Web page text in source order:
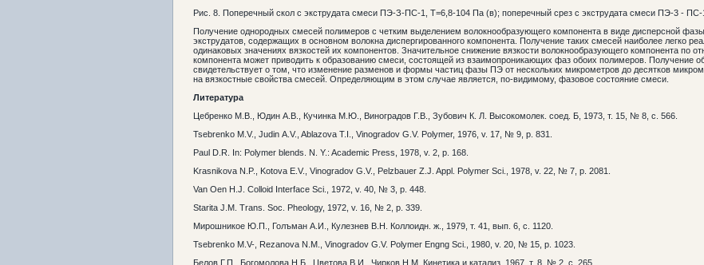
Рис. 8. Поперечный скол с экструдата смеси ПЭ-З-ПС-1, Т=6,8-104 Па (в); поперечный срез с экструдата смеси ПЭ-3 -
Получение однородных смесей полимеров с четким выделением волокнообразующего компонента в виде дисперсной
экструдатов, содержащих в основном волокна диспергированного компонента. Получение таких смесей наиболее легко
одинаковых значениях вязкостей их компонентов. Значительное снижение вязкости волокнообразующего компонента по
компонента может приводить к образованию смеси, состоящей из взаимопроникающих фаз обоих полимеров. Получение
свидетельствует о том, что изменение разменов и формы частиц фазы ПЭ от нескольких микрометров до десятков
на вязкостные свойства смесей. Определяющим в этом случае является, по-видимому, фазовое состояние смеси.
Литература
Цебренко М.В., Юдин А.В., Кучинка М.Ю., Виноградов Г.В., Зубович К. Л. Высокомолек. соед. Б, 1973, т. 15, № 8, с. 566.
Tsebrenko М.V., Judin А.V., Ablazova Т.I., Vinogradov G.V. Polymer, 1976, v. 17, № 9, p. 831.
Paul D.R. In: Polymer blends. N. Y.: Academic Press, 1978, v. 2, p. 168.
Krasnikova N.P., Kotova E.V., Vinogradov G.V., Pelzbauer Z.J. Appl. Polymer Sci., 1978, v. 22, № 7, p. 2081.
Van Oen H.J. Colloid Interface Sci., 1972, v. 40, № 3, p. 448.
Starita J.M. Trans. Soc. Pheology, 1972, v. 16, № 2, p. 339.
Мирошникое Ю.П., Голъман А.И., Кулезнев В.Н. Коллоидн. ж., 1979, т. 41, вып. 6, с. 1120.
Tsebrenko М.V-, Rezanova N.М., Vinogradov G.V. Polymer Engng Sci., 1980, v. 20, № 15, p. 1023.
Белов Г.П., Богомолова Н.Б., Цветова В.И., Чирков Н.М. Кинетика и катализ, 1967, т. 8, № 2, с. 265.